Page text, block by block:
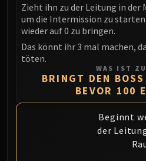
Hodir
Vezax
Yogg-
Algalon
Addons
Streamers
Mythic+
Raid
Zieht ihn zu der Leitung in der
um die Intermission zu starten
wieder auf 0 zu bringen.
Das könnt ihr 3 mal machen,
töten.
WAS IST
BRINGT DEN
BEVOR 100
Beginnt
der